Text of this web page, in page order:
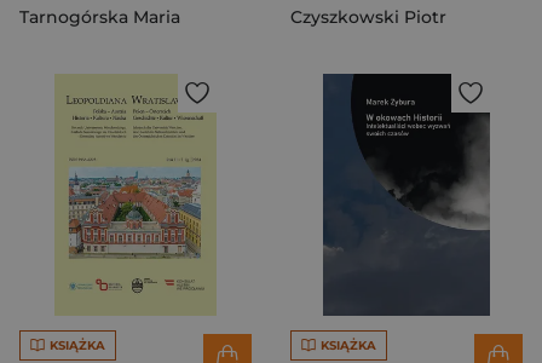
Tarnogórska Maria
Czyszkowski Piotr
KSIĄŻKA KSIĄŻKA